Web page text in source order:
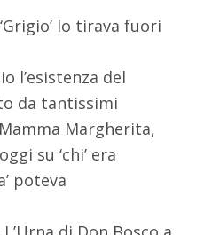
lo tirava fuori
l’esistenza del
da tantissimi
Margherita,
su ‘chi’ era
poteva